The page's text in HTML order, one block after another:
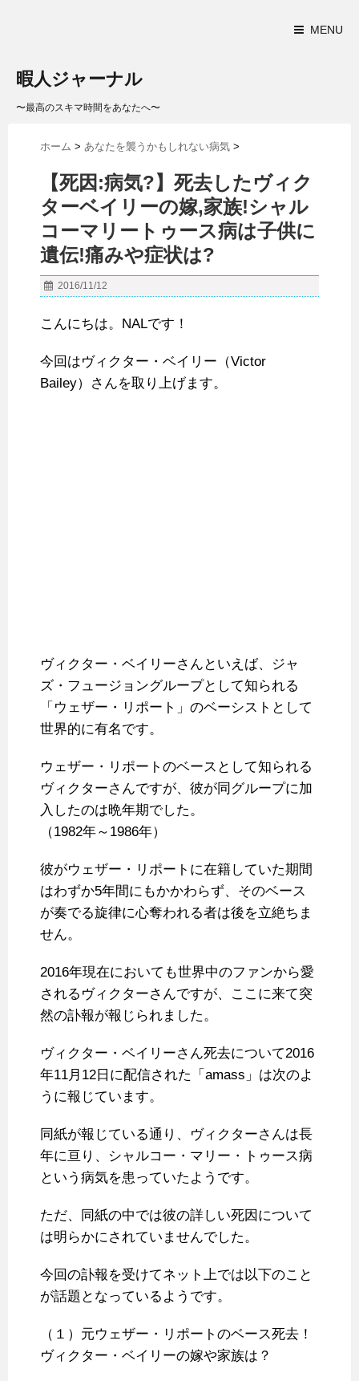
MENU
暇人ジャーナル
〜最高のスキマ時間をあなたへ〜
ホーム > あなたを襲うかもしれない病気 >
【死因:病気?】死去したヴィク
ターベイリーの嫁,家族!シャル
コーマリートゥース病は子供に
遺伝!痛みや症状は?
2016/11/12
こんにちは。NALです！
今回はヴィクター・ベイリー（Victor
Bailey）さんを取り上げます。
ヴィクター・ベイリーさんといえば、ジャ
ズ・フュージョングループとして知られる
「ウェザー・リポート」のベーシストとして
世界的に有名です。
ウェザー・リポートのベースとして知られる
ヴィクターさんですが、彼が同グループに加
入したのは晩年期でした。
（1982年～1986年）
彼がウェザー・リポートに在籍していた期間
はわずか5年間にもかかわらず、そのベース
が奏でる旋律に心奪われる者は後を立絶ちま
せん。
2016年現在においても世界中のファンから愛
されるヴィクターさんですが、ここに来て突
然の訃報が報じられました。
ヴィクター・ベイリーさん死去について2016
年11月12日に配信された「amass」は次のよ
うに報じています。
同紙が報じている通り、ヴィクターさんは長
年に亘り、シャルコー・マリー・トゥース病
という病気を患っていたようです。
ただ、同紙の中では彼の詳しい死因について
は明らかにされていませんでした。
今回の訃報を受けてネット上では以下のこと
が話題となっているようです。
（１）元ウェザー・リポートのベース死去！
ヴィクター・ベイリーの嫁や家族は？